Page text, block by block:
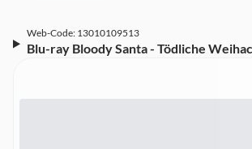
Web-Code: 13010109513
Blu-ray Bloody Santa - Tödliche